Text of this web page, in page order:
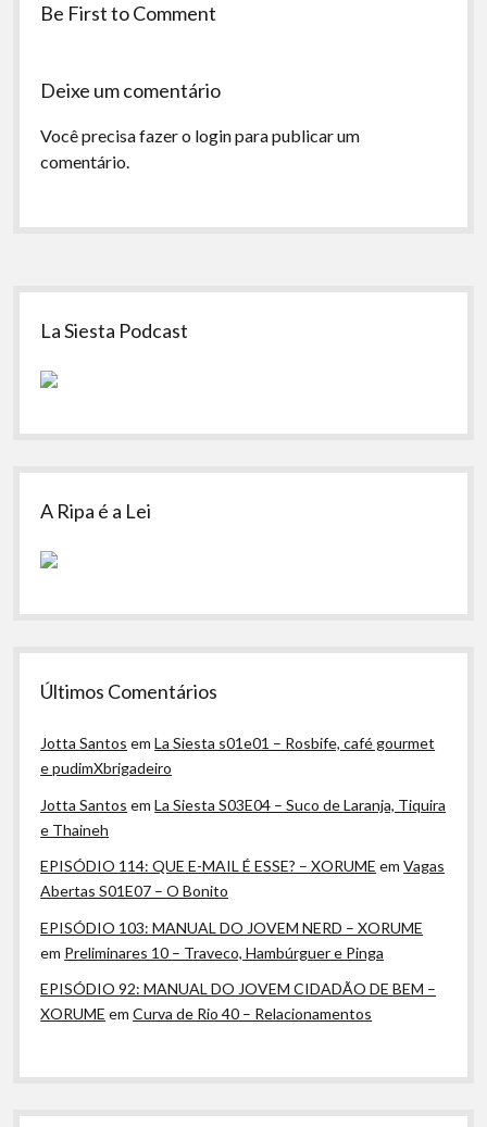
Be First to Comment
Deixe um comentário
Você precisa fazer o loginpara publicar um
comentário.
Sidebar
La Siesta Podcast
A Ripa é a Lei
Últimos Comentários
Jotta Santos emLa Siesta s01e01 – Rosbife, café gourmet
e pudimXbrigadeiro
Jotta Santos emLa Siesta S03E04 – Suco de Laranja, Tiquira
e Thaineh
EPISÓDIO 114: QUE E-MAIL É ESSE? – XORUME emVagas
Abertas S01E07 – O Bonito
EPISÓDIO 103: MANUAL DO JOVEM NERD – XORUME
em Preliminares 10 – Traveco, Hambúrguer e Pinga
EPISÓDIO 92: MANUAL DO JOVEM CIDADÃO DE BEM –
XORUME emCurva de Rio 40 – Relacionamentos